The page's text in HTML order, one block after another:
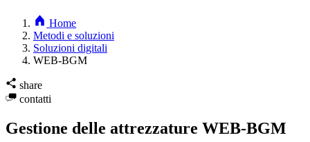
Home
Metodi e soluzioni
Soluzioni digitali
WEB-BGM
share
contatti
Gestione delle attrezzature WEB-BGM